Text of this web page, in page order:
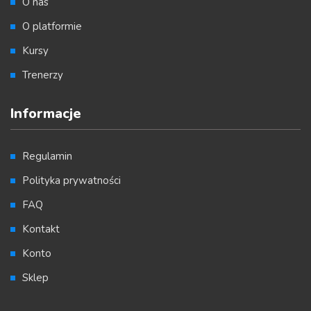
O platformie
Kursy
Trenerzy
Informacje
Regulamin
Polityka prywatności
FAQ
Kontakt
Konto
Sklep